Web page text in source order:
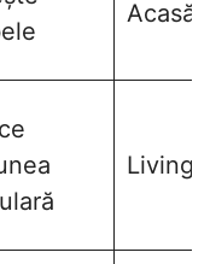
Acasă
Living